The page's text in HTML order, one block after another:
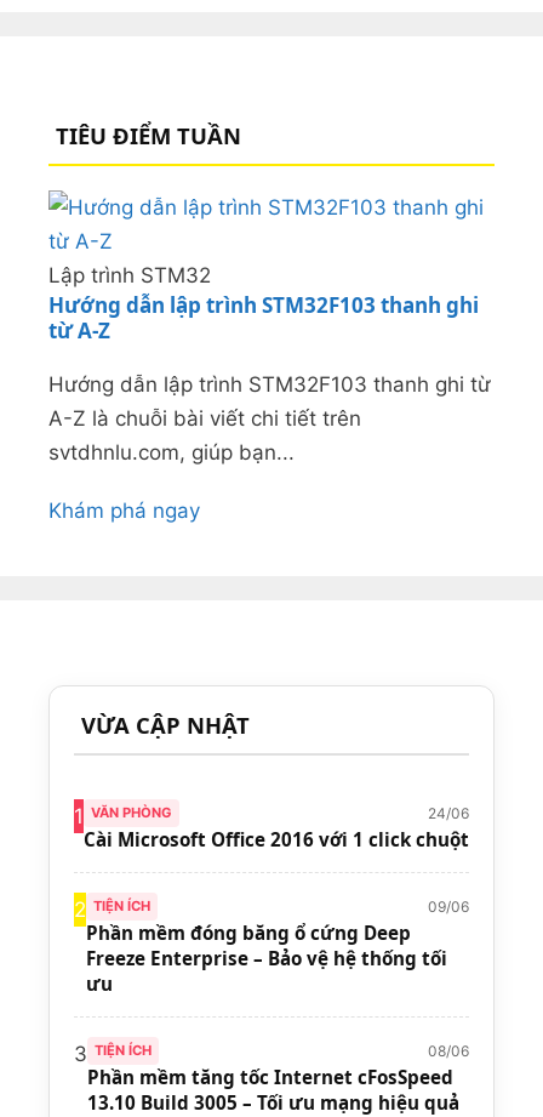
TIÊU ĐIỂM TUẦN
Lập trình STM32
Hướng dẫn lập trình STM32F103 thanh ghi
từ A-Z
Hướng dẫn lập trình STM32F103 thanh ghi từ
A-Z là chuỗi bài viết chi tiết trên
svtdhnlu.com, giúp bạn...
Khám phá ngay
VỪA CẬP NHẬT
1 VĂN PHÒNG 24/06
Cài Microsoft Office 2016 với 1 click chuột
2 TIỆN ÍCH 09/06
Phần mềm đóng băng ổ cứng Deep
Freeze Enterprise – Bảo vệ hệ thống tối
ưu
3 TIỆN ÍCH 08/06
Phần mềm tăng tốc Internet cFosSpeed
13.10 Build 3005 – Tối ưu mạng hiệu quả